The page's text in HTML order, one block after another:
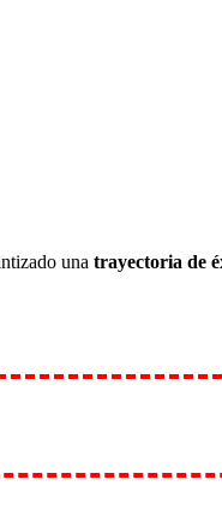
unatrayectoria de